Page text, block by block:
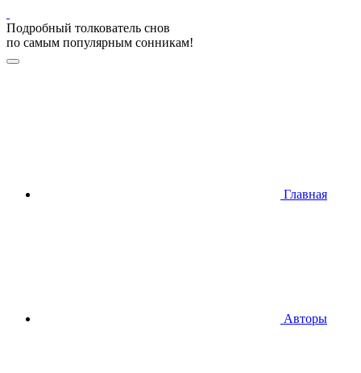
Подробный толкователь снов
по самым популярным сонникам!
Главная
Авторы